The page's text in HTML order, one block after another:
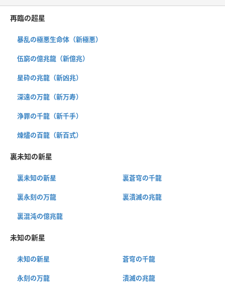
再臨の超星
暴乱の極悪生命体（新極悪）
伍窮の億兆龍（新億兆）
星砕の兆龍（新凶兆）
深遠の万龍（新万寿）
浄罪の千龍（新千手）
煉燼の百龍（新百式）
裏未知の新星
裏未知の新星 裏蒼穹の千龍
裏永刻の万龍 裏潰滅の兆龍
裏混沌の億兆龍
未知の新星
未知の新星 蒼穹の千龍
永刻の万龍 潰滅の兆龍